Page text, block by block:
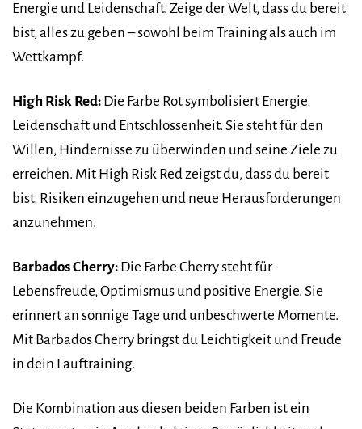
Energie und Leidenschaft. Zeige der Welt, dass du bereit
bist, alles zu geben – sowohl beim Training als auch im
Wettkampf.
High Risk Red: Die Farbe Rot symbolisiert Energie,
Leidenschaft und Entschlossenheit. Sie steht für den
Willen, Hindernisse zu überwinden und seine Ziele zu
erreichen. Mit High Risk Red zeigst du, dass du bereit
bist, Risiken einzugehen und neue Herausforderungen
anzunehmen.
Barbados Cherry: Die Farbe Cherry steht für
Lebensfreude, Optimismus und positive Energie. Sie
erinnert an sonnige Tage und unbeschwerte Momente.
Mit Barbados Cherry bringst du Leichtigkeit und Freude
in dein Lauftraining.
Die Kombination aus diesen beiden Farben ist ein